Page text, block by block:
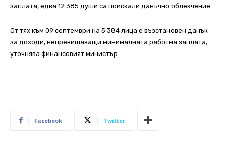
заплата, едва 12 385 души са поискали данъчно облекчение.
От тях към 09 септември на 5 384 лица е възстановен данък
за доходи, непревишаващи минималната работна заплата,
уточнява финансовият министър.
Facebook Twitter